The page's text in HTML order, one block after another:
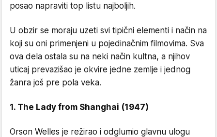
posao napraviti top listu najboljih.
U obzir se moraju uzeti svi tipični elementi i način na
koji su oni primenjeni u pojedinačnim filmovima. Sva
ova dela ostala su na neki način kultna, a njihov
uticaj prevazišao je okvire jedne zemlje i jednog
žanra još pre pola veka.
1. The Lady from Shanghai (1947)
Orson Welles je režirao i odglumio glavnu ulogu